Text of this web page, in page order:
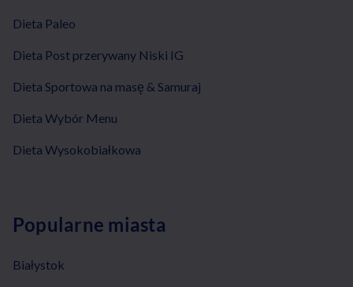
Dieta Paleo
Dieta Post przerywany Niski IG
Dieta Sportowa na masę & Samuraj
Dieta Wybór Menu
Dieta Wysokobiałkowa
Popularne miasta
Białystok